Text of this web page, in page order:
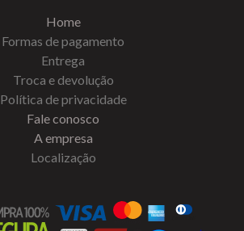
Home
Formas de pagamento
Entrega
Troca e devolução
Política de privacidade
Fale conosco
A empresa
Localização